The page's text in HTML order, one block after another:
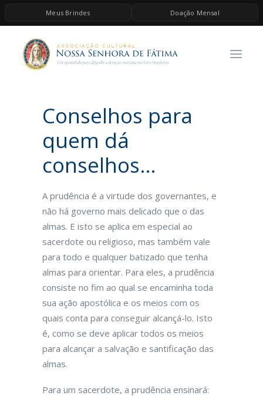
Meus Brindes Doação Mensal
HOME
A ASSOCIAÇÃO
ESPIRITUALIDADE
AS MELHORES MÚSICAS CATÓLICAS
BRINDES
Conselhos para
quem dá
conselhos…
A prudência é a virtude dos governantes, e
não há governo mais delicado que o das
almas. E isto se aplica em especial ao
sacerdote ou religioso, mas também vale
para todo e qualquer batizado que tenha
almas para orientar. Para eles, a prudência
consiste no fim ao qual se encaminha toda
sua ação apostólica e os meios com os
quais conta para conseguir alcançá-lo. Isto
é, como se deve aplicar todos os meios
para alcançar a salvação e santificação das
almas.
Para um sacerdote, a prudência ensinará: